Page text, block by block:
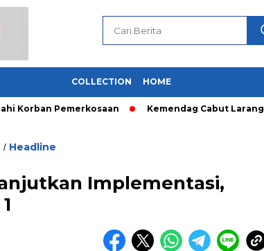
COLLECTION HOME
Pemerkosaan Kemendag Cabut Larangan
/ Headline
Implementasi,